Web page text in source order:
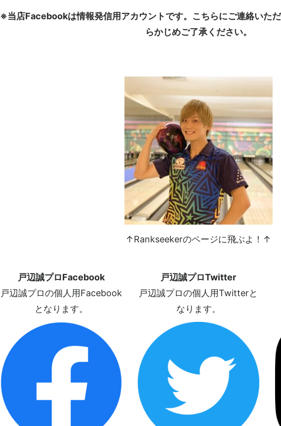
※当店Facebookは情報発信用アカウントです。こちらにご連絡いた
らかじめご了承ください。
↑Rankseekerのページに飛ぶよ！↑
戸辺誠プロFacebook
戸辺誠プロの個人用Facebook
となります。
戸辺誠プロTwitter
戸辺誠プロの個人用Twitterと
なります。